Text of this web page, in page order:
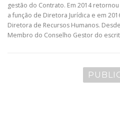
gestão do Contrato. Em 2014
a função de Diretora Jurídica e em
Diretora de Recursos Humanos.
Membro do Conselho Gestor do